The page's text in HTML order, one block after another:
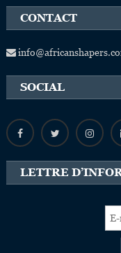
CONTACT
SOCIAL
LETTRE